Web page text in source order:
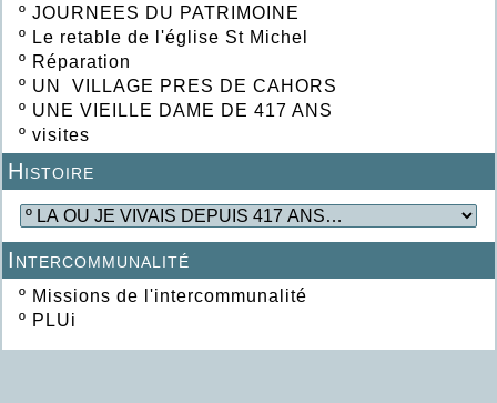
º JOURNEES DU PATRIMOINE
º Le retable de l'église St Michel
º Réparation
º UN VILLAGE PRES DE CAHORS
º UNE VIEILLE DAME DE 417 ANS
º visites
Histoire
Intercommunalité
º Missions de l'intercommunalité
º PLUi